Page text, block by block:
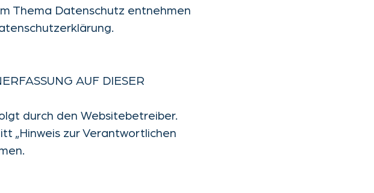
Thema Datenschutz entnehmen
AUF DIESER
durch den Websitebetreiber.
„Hinweis zur Verantwortlichen